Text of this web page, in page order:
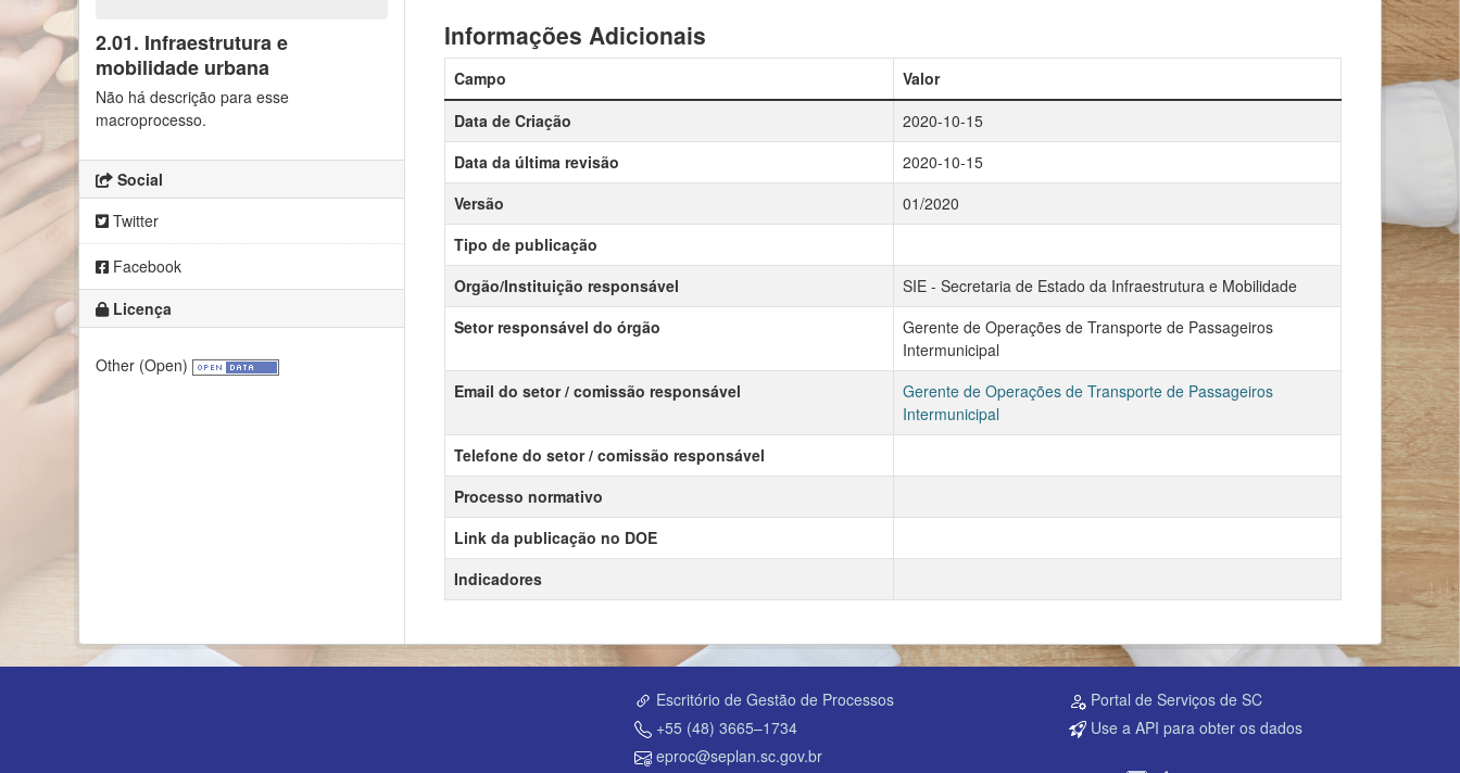
2.01. Infraestrutura e
mobilidade urbana
Não há descrição para esse
macroprocesso.
Social
Twitter
Facebook
Licença
Other (Open)
Informações Adicionais
Campo
Valor
Data de Criação
2020-10-15
Data da última revisão
2020-10-15
Versão
01/2020
Tipo de publicação
Orgão/Instituição responsável
SIE - Secretaria de Estado da Infraestrutura e Mobilidade
Setor responsável do órgão
Gerente de Operações de Transporte de Passageiros
Intermunicipal
Email do setor / comissão responsável
Gerente de Operações de Transporte de Passageiros
Intermunicipal
Telefone do setor / comissão responsável
Processo normativo
Link da publicação no DOE
Indicadores
Escritório de Gestão de Processos
+55 (48) 3665–1734
eproc@seplan.sc.gov.br
Portal de Serviços de SC
Use a API para obter os dados